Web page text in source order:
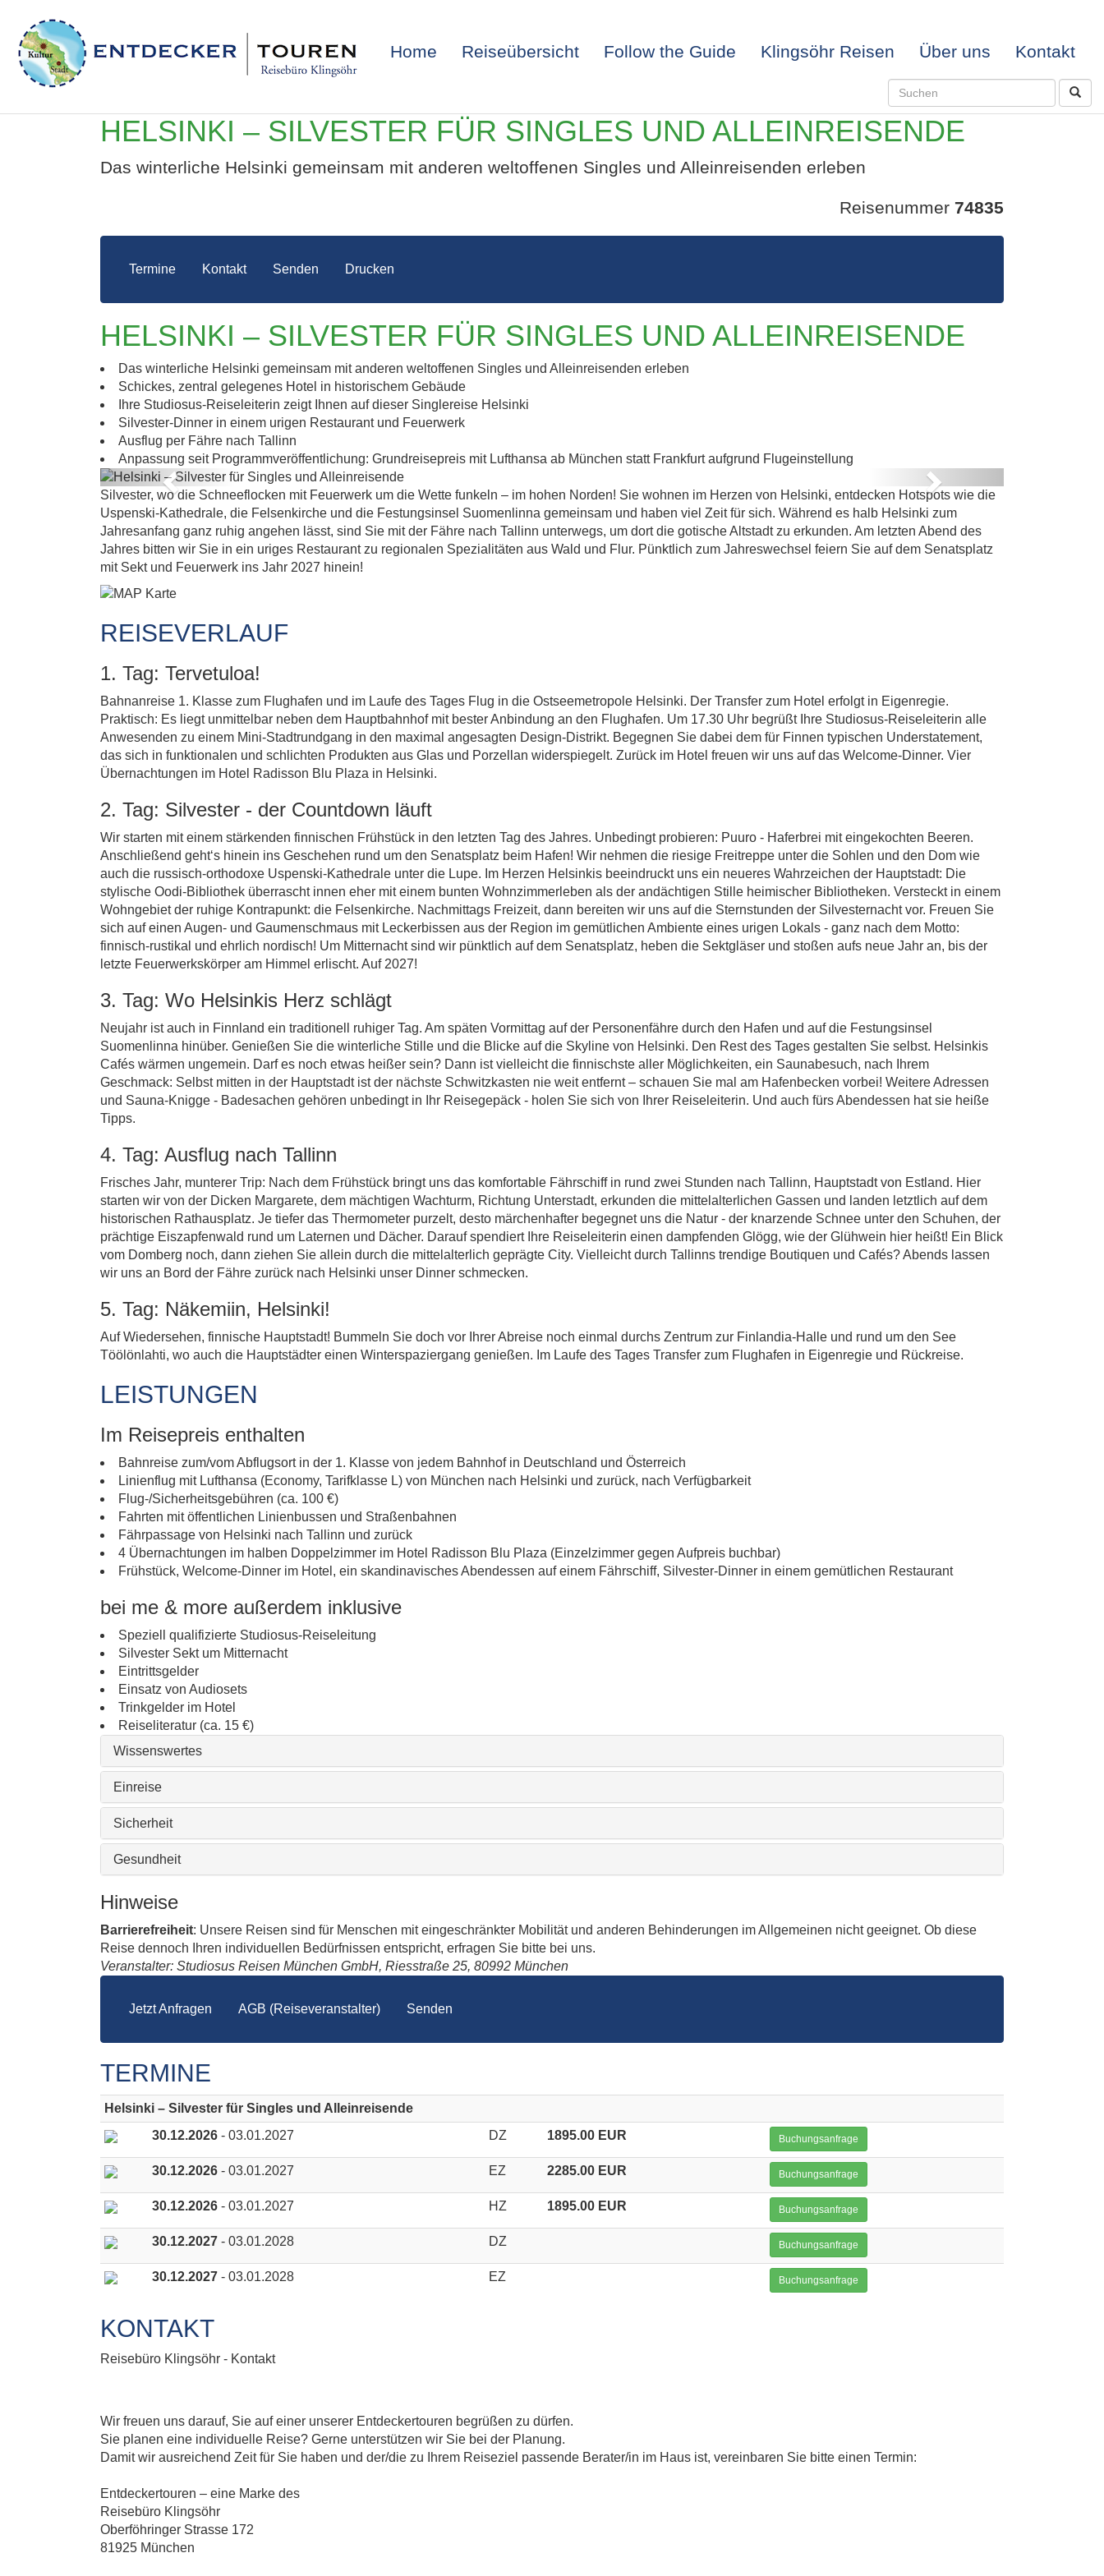
Home Reiseübersicht Follow the Guide Klingsöhr Reisen Über uns Kontakt
HELSINKI – SILVESTER FÜR
SINGLES UND
ALLEINREISENDE
HELSINKI – SILVESTER FÜR SINGLES UND ALLEINREISENDE
Das winterliche Helsinki gemeinsam mit anderen weltoffenen Singles und Alleinreisenden erleben
Reisenummer 74835
Termine Kontakt Senden Drucken
HELSINKI – SILVESTER FÜR SINGLES UND ALLEINREISENDE
Das winterliche Helsinki gemeinsam mit anderen weltoffenen Singles und Alleinreisenden erleben
Schickes, zentral gelegenes Hotel in historischem Gebäude
Ihre Studiosus-Reiseleiterin zeigt Ihnen auf dieser Singlereise Helsinki
Silvester-Dinner in einem urigen Restaurant und Feuerwerk
Ausflug per Fähre nach Tallinn
Anpassung seit Programmveröffentlichung: Grundreisepreis mit Lufthansa ab München statt Frankfurt aufgrund Flugeinstellung
Helsinki – Silvester für Singles und Alleinreisende
Previous Next
Silvester, wo die Schneeflocken mit Feuerwerk um die Wette funkeln – im hohen Norden! Sie wohnen im Herzen von Helsinki, entdecken Hotspots wie die
Uspenski-Kathedrale, die Felsenkirche und die Festungsinsel Suomenlinna gemeinsam und haben viel Zeit für sich. Während es halb Helsinki zum
Jahresanfang ganz ruhig angehen lässt, sind Sie mit der Fähre nach Tallinn unterwegs, um dort die gotische Altstadt zu erkunden. Am letzten Abend des
Jahres bitten wir Sie in ein uriges Restaurant zu regionalen Spezialitäten aus Wald und Flur. Pünktlich zum Jahreswechsel feiern Sie auf dem Senatsplatz
mit Sekt und Feuerwerk ins Jahr 2027 hinein!
REISEVERLAUF
1. Tag: Tervetuloa!
Bahnanreise 1. Klasse zum Flughafen und im Laufe des Tages Flug in die Ostseemetropole Helsinki. Der Transfer zum Hotel erfolgt in Eigenregie.
Praktisch: Es liegt unmittelbar neben dem Hauptbahnhof mit bester Anbindung an den Flughafen. Um 17.30 Uhr begrüßt Ihre Studiosus-Reiseleiterin alle
Anwesenden zu einem Mini-Stadtrundgang in den maximal angesagten Design-Distrikt. Begegnen Sie dabei dem für Finnen typischen Understatement,
das sich in funktionalen und schlichten Produkten aus Glas und Porzellan widerspiegelt. Zurück im Hotel freuen wir uns auf das Welcome-Dinner. Vier
Übernachtungen im Hotel Radisson Blu Plaza in Helsinki.
2. Tag: Silvester - der Countdown läuft
Wir starten mit einem stärkenden finnischen Frühstück in den letzten Tag des Jahres. Unbedingt probieren: Puuro - Haferbrei mit eingekochten Beeren.
Anschließend geht‘s hinein ins Geschehen rund um den Senatsplatz beim Hafen! Wir nehmen die riesige Freitreppe unter die Sohlen und den Dom wie
auch die russisch-orthodoxe Uspenski-Kathedrale unter die Lupe. Im Herzen Helsinkis beeindruckt uns ein neueres Wahrzeichen der Hauptstadt: Die
stylische Oodi-Bibliothek überrascht innen eher mit einem bunten Wohnzimmerleben als der andächtigen Stille heimischer Bibliotheken. Versteckt in einem
Wohngebiet der ruhige Kontrapunkt: die Felsenkirche. Nachmittags Freizeit, dann bereiten wir uns auf die Sternstunden der Silvesternacht vor. Freuen Sie
sich auf einen Augen- und Gaumenschmaus mit Leckerbissen aus der Region im gemütlichen Ambiente eines urigen Lokals - ganz nach dem Motto:
finnisch-rustikal und ehrlich nordisch! Um Mitternacht sind wir pünktlich auf dem Senatsplatz, heben die Sektgläser und stoßen aufs neue Jahr an, bis der
letzte Feuerwerkskörper am Himmel erlischt. Auf 2027!
3. Tag: Wo Helsinkis Herz schlägt
Neujahr ist auch in Finnland ein traditionell ruhiger Tag. Am späten Vormittag auf der Personenfähre durch den Hafen und auf die Festungsinsel
Suomenlinna hinüber. Genießen Sie die winterliche Stille und die Blicke auf die Skyline von Helsinki. Den Rest des Tages gestalten Sie selbst. Helsinkis
Cafés wärmen ungemein. Darf es noch etwas heißer sein? Dann ist vielleicht die finnischste aller Möglichkeiten, ein Saunabesuch, nach Ihrem
Geschmack: Selbst mitten in der Hauptstadt ist der nächste Schwitzkasten nie weit entfernt – schauen Sie mal am Hafenbecken vorbei! Weitere Adressen
und Sauna-Knigge - Badesachen gehören unbedingt in Ihr Reisegepäck - holen Sie sich von Ihrer Reiseleiterin. Und auch fürs Abendessen hat sie heiße
Tipps.
4. Tag: Ausflug nach Tallinn
Frisches Jahr, munterer Trip: Nach dem Frühstück bringt uns das komfortable Fährschiff in rund zwei Stunden nach Tallinn, Hauptstadt von Estland. Hier
starten wir von der Dicken Margarete, dem mächtigen Wachturm, Richtung Unterstadt, erkunden die mittelalterlichen Gassen und landen letztlich auf dem
historischen Rathausplatz. Je tiefer das Thermometer purzelt, desto märchenhafter begegnet uns die Natur - der knarzende Schnee unter den Schuhen, der
prächtige Eiszapfenwald rund um Laternen und Dächer. Darauf spendiert Ihre Reiseleiterin einen dampfenden Glögg, wie der Glühwein hier heißt! Ein Blick
vom Domberg noch, dann ziehen Sie allein durch die mittelalterlich geprägte City. Vielleicht durch Tallinns trendige Boutiquen und Cafés? Abends lassen
wir uns an Bord der Fähre zurück nach Helsinki unser Dinner schmecken.
5. Tag: Näkemiin, Helsinki!
Auf Wiedersehen, finnische Hauptstadt! Bummeln Sie doch vor Ihrer Abreise noch einmal durchs Zentrum zur Finlandia-Halle und rund um den See
Töölönlahti, wo auch die Hauptstädter einen Winterspaziergang genießen. Im Laufe des Tages Transfer zum Flughafen in Eigenregie und Rückreise.
LEISTUNGEN
Im Reisepreis enthalten
Bahnreise zum/vom Abflugsort in der 1. Klasse von jedem Bahnhof in Deutschland und Österreich
Linienflug mit Lufthansa (Economy, Tarifklasse L) von München nach Helsinki und zurück, nach Verfügbarkeit
Flug-/Sicherheitsgebühren (ca. 100 €)
Fahrten mit öffentlichen Linienbussen und Straßenbahnen
Fährpassage von Helsinki nach Tallinn und zurück
4 Übernachtungen im halben Doppelzimmer im Hotel Radisson Blu Plaza (Einzelzimmer gegen Aufpreis buchbar)
Frühstück, Welcome-Dinner im Hotel, ein skandinavisches Abendessen auf einem Fährschiff, Silvester-Dinner in einem gemütlichen Restaurant
bei me & more außerdem inklusive
Speziell qualifizierte Studiosus-Reiseleitung
Silvester Sekt um Mitternacht
Eintrittsgelder
Einsatz von Audiosets
Trinkgelder im Hotel
Reiseliteratur (ca. 15 €)
Wissenswertes
Einreise
Sicherheit
Gesundheit
Hinweise
Barrierefreiheit: Unsere Reisen sind für Menschen mit eingeschränkter Mobilität und anderen Behinderungen im Allgemeinen nicht geeignet. Ob diese
Reise dennoch Ihren individuellen Bedürfnissen entspricht, erfragen Sie bitte bei uns.
Veranstalter: Studiosus Reisen München GmbH, Riesstraße 25, 80992 München
Jetzt Anfragen AGB (Reiseveranstalter) Senden
TERMINE
Helsinki – Silvester für Singles und Alleinreisende
30.12.2026 - 03.01.2027 DZ 1895.00 EUR Buchungsanfrage
30.12.2026 - 03.01.2027 EZ 2285.00 EUR Buchungsanfrage
30.12.2026 - 03.01.2027 HZ 1895.00 EUR Buchungsanfrage
30.12.2027 - 03.01.2028 DZ Buchungsanfrage
30.12.2027 - 03.01.2028 EZ Buchungsanfrage
KONTAKT
Reisebüro Klingsöhr - Kontakt
Wir freuen uns darauf, Sie auf einer unserer Entdeckertouren begrüßen zu dürfen.
Sie planen eine individuelle Reise? Gerne unterstützen wir Sie bei der Planung.
Damit wir ausreichend Zeit für Sie haben und der/die zu Ihrem Reiseziel passende Berater/in im Haus ist, vereinbaren Sie bitte einen Termin:
Entdeckertouren – eine Marke des
Reisebüro Klingsöhr
Oberföhringer Strasse 172
81925 München